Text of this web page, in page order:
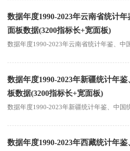
数据年度1990-2023年云南省统计
面板数据(3200指标长+宽面板)
数据年度1990-2023年云南省统计年鉴、中
数据年度1990-2023年新疆统计年
板数据(3200指标长+宽面板)
数据年度1990-2023年新疆统计年鉴、中国
数据年度1990-2023年西藏统计年